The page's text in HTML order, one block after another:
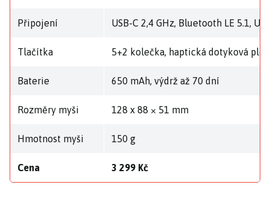
Připojení USB-C 2,4 GHz, Bluetooth LE 5.1,
Tlačítka 5+2 kolečka, haptická dotyková
Baterie 650 mAh, výdrž až 70 dní
Rozměry myši 128 x 88 × 51 mm
Hmotnost myši 150 g
Cena 3 299 Kč